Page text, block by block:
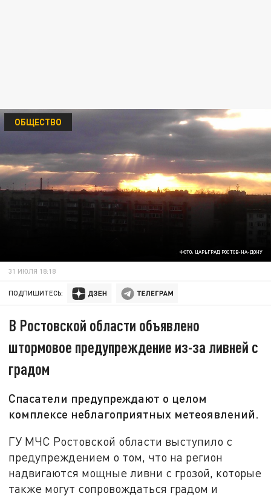
ФОТО: ЦАРЬГРАД РОСТОВ-НА-ДОНУ
ОБЩЕСТВО
31 ИЮЛЯ 18:18
ПОДПИШИТЕСЬ:
В Ростовской области объявлено
штормовое предупреждение из-за ливней с
градом
Спасатели предупреждают о целом
комплексе неблагоприятных метеоявлений.
ГУ МЧС Ростовской области выступило с
предупреждением о том, что на регион
надвигаются мощные ливни с грозой, которые
также могут сопровождаться градом и